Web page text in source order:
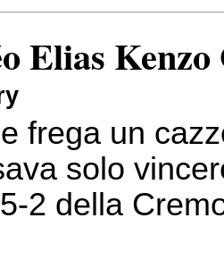
Elias
frega un
solo
2 della